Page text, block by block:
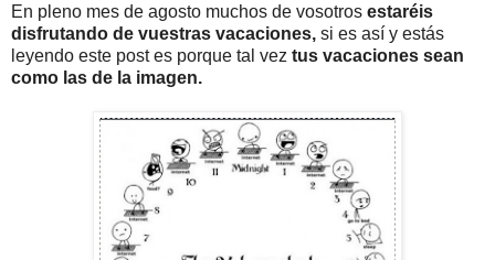
En pleno mes de agosto muchos de vosotros estaréis
disfrutando de vuestras vacaciones, si es así y estás
leyendo este post es porque tal vez tus vacaciones sean
como las de la imagen.